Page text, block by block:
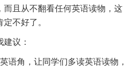
而且从不翻看任何英语读物，这
不好了。
议：
语角，让同学们多读英语读物，